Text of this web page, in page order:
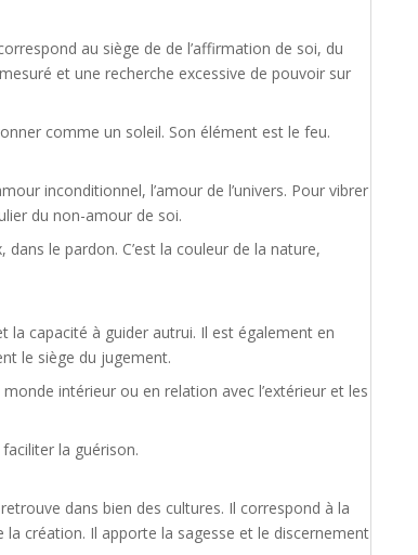
au siège de de l’affirmation de soi, du
et une recherche excessive de pouvoir sur
comme un soleil. Son élément est le feu.
inconditionnel, l’amour de l’univers. Pour vibrer
du non-amour de soi.
le pardon. C’est la couleur de la nature,
la capacité à guider autrui. Il est également en
le siège du jugement.
intérieur ou en relation avec l’extérieur et les
la guérison.
dans bien des cultures. Il correspond à la
la création. Il apporte la sagesse et le discernement